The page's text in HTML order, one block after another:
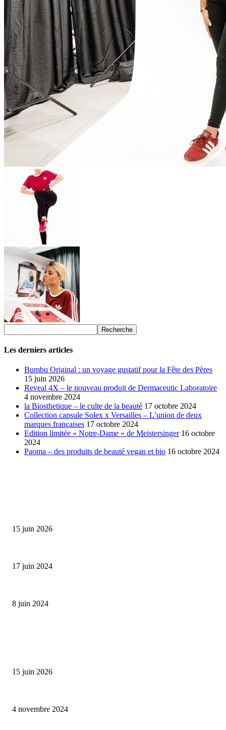
Les derniers articles
Bumbu Original : un voyage gustatif pour la Fête des Pères
15 juin 2026
Reveal 4X – le nouveau produit de Dermaceutic Laboratoire
4 novembre 2024
la Biosthetique – le culte de la beauté 17 octobre 2024
Collection capsule Solex x Versailles – L’union de deux
marques françaises 17 octobre 2024
Edition limitée « Notre-Dame » de Meistersinger 16 octobre
2024
Paoma – des produits de beauté vegan et bio 16 octobre 2024
15 juin 2026
17 juin 2024
8 juin 2024
15 juin 2026
4 novembre 2024